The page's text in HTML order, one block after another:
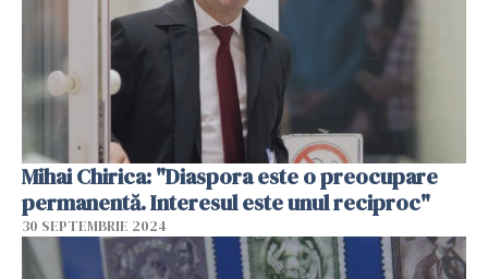
Mihai Chirica: "Diaspora este o preocupare
permanentă. Interesul este unul reciproc"
30 SEPTEMBRIE 2024